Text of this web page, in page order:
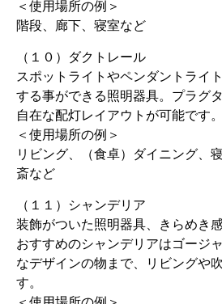
＜使用場所の例＞
階段、廊下、寝室など
（１０）ダクトレール
スポットライトやペンダントライ
する事ができる照明器具。プラグ
自在な配灯レイアウトが可能です。
＜使用場所の例＞
リビング、（食卓）ダイニング、
斎など
（１１）シャンデリア
装飾がついた照明器具、きらめき
おすすめのシャンデリアはゴージ
なデザインの物まで、リビングや
す。